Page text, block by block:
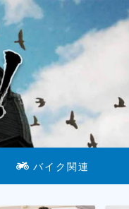
バイク関連